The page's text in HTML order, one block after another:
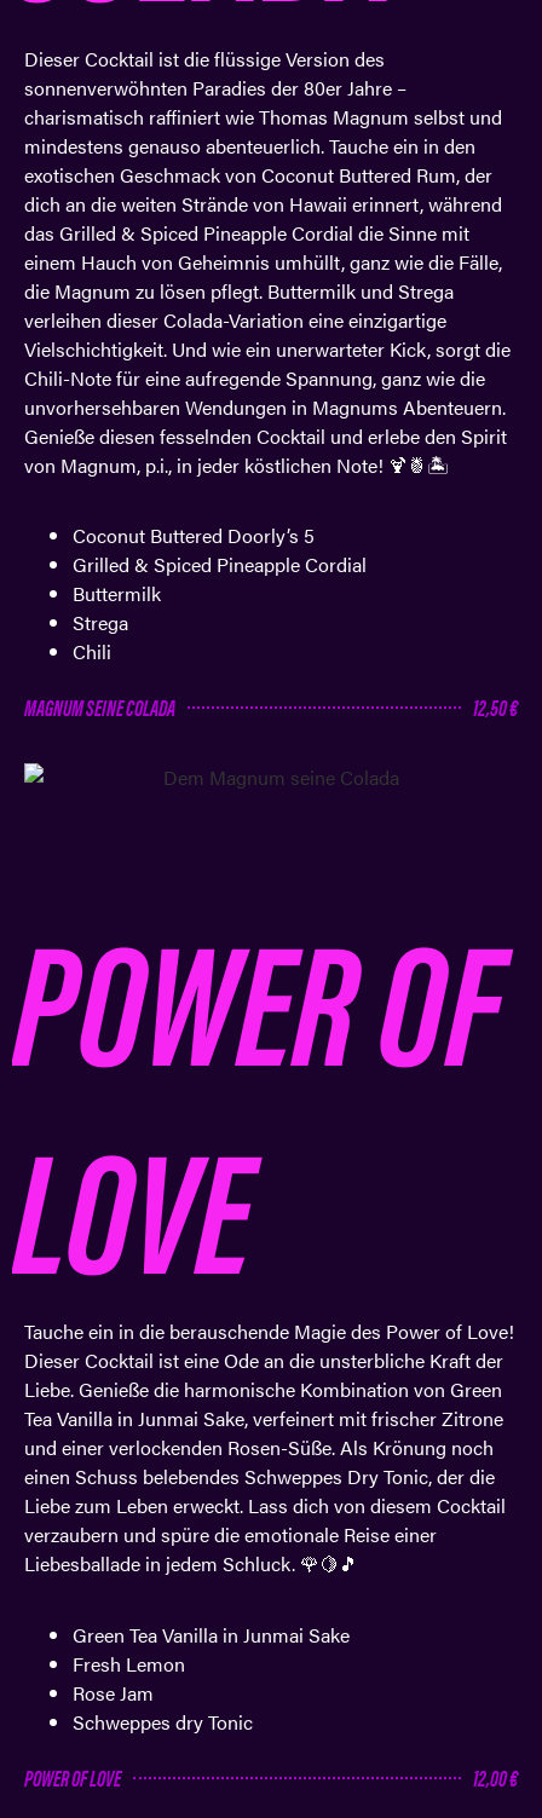
Dieser Cocktail ist die flüssige Version des
sonnenverwöhnten Paradies der 80er Jahre –
charismatisch raffiniert wie Thomas Magnum selbst und
mindestens genauso abenteuerlich. Tauche ein in den
exotischen Geschmack von Coconut Buttered Rum, der
dich an die weiten Strände von Hawaii erinnert, während
das Grilled & Spiced Pineapple Cordial die Sinne mit
einem Hauch von Geheimnis umhüllt, ganz wie die Fälle,
die Magnum zu lösen pflegt. Buttermilk und Strega
verleihen dieser Colada-Variation eine einzigartige
Vielschichtigkeit. Und wie ein unerwarteter Kick, sorgt die
Chili-Note für eine aufregende Spannung, ganz wie die
unvorhersehbaren Wendungen in Magnums Abenteuern.
Genieße diesen fesselnden Cocktail und erlebe den Spirit
von Magnum, p.i., in jeder köstlichen Note! 🍹🍍🏝️
Coconut Buttered Doorly’s 5
Grilled & Spiced Pineapple Cordial
Buttermilk
Strega
Chili
MAGNUM SEINE COLADA 12,50 €
POWER OF
LOVE
Tauche ein in die berauschende Magie des Power of Love!
Dieser Cocktail ist eine Ode an die unsterbliche Kraft der
Liebe. Genieße die harmonische Kombination von Green
Tea Vanilla in Junmai Sake,verfeinert mit frischer Zitrone
und einer verlockenden Rosen-Süße. Als Krönung noch
einen Schuss belebendes Schweppes Dry Tonic, der die
Liebe zum Leben erweckt. Lass dich von diesem Cocktail
verzaubern und spüre die emotionale Reise einer
Liebesballade in jedem Schluck. 🌹🍋🎵
Green Tea Vanilla in Junmai Sake
Fresh Lemon
Rose Jam
Schweppes dry Tonic
POWER OF LOVE 12,00 €